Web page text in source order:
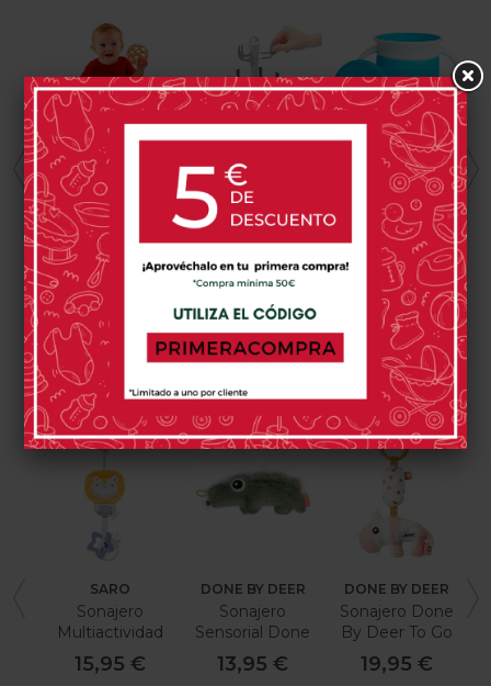
Pelota Oball 10
Cm Con
Sonajero
9,99 €
0 opinión(es)
Escurre
Biberones
Compacto
Babymoov
20,50 €
1 opinión(es)
Taza Antigoteo
Munchkin
Miracle 360 Con
Asas Y Tapa
13,50 €
0 opinión(es)
PRODUCTOS RELACIONADOS
SARO
Sonajero
Multiactividad
Saro Sweet
Dreamers
15,95 €
DONE BY DEER
Sonajero
Sensorial Done
By Deer
13,95 €
DONE BY DEER
Sonajero Done
By Deer To Go
Friend
19,95 €